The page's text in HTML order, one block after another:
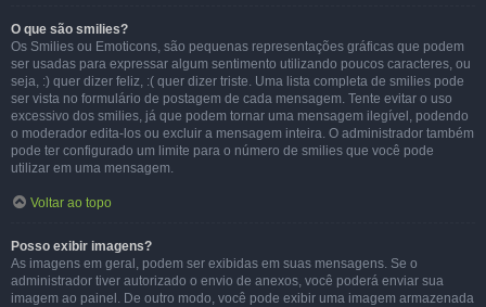
O que são smilies?
Os Smilies ou Emoticons, são pequenas representações gráficas que podem
ser usadas para expressar algum sentimento utilizando poucos caracteres, ou
seja, :) quer dizer feliz, :( quer dizer triste. Uma lista completa de smilies pode
ser vista no formulário de postagem de cada mensagem. Tente evitar o uso
excessivo dos smilies, já que podem tornar uma mensagem ilegível, podendo
o moderador edita-los ou excluir a mensagem inteira. O administrador também
pode ter configurado um limite para o número de smilies que você pode
utilizar em uma mensagem.
Voltar ao topo
Posso exibir imagens?
As imagens em geral, podem ser exibidas em suas mensagens. Se o
administrador tiver autorizado o envio de anexos, você poderá enviar sua
imagem ao painel. De outro modo, você pode exibir uma imagem armazenada